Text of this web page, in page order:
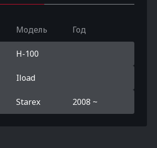
Модель Год
H-100
Iload
Starex 2008 ~